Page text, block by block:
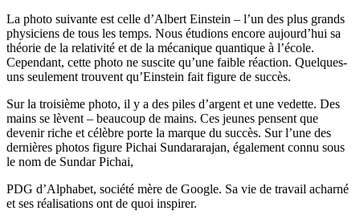
La photo suivante est celle d’Albert Einstein – l’un des plus grands
physiciens de tous les temps. Nous étudions encore aujourd’hui sa
théorie de la relativité et de la mécanique quantique à l’école.
Cependant, cette photo ne suscite qu’une faible réaction. Quelques-
uns seulement trouvent qu’Einstein fait figure de succès.
Sur la troisième photo, il y a des piles d’argent et une vedette. Des
mains se lèvent – beaucoup de mains. Ces jeunes pensent que
devenir riche et célèbre porte la marque du succès. Sur l’une des
dernières photos figure Pichai Sundararajan, également connu sous
le nom de Sundar Pichai,
PDG d’Alphabet, société mère de Google. Sa vie de travail acharné
et ses réalisations ont de quoi inspirer.